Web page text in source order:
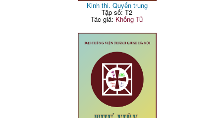
Kinh thi. Quyển trung
Tập số: T2
Tác giả: Khổng Tử